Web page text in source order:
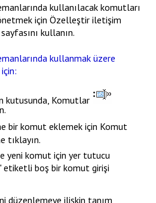
kullanılacak komutları
içinÖzelleştir iletişim
sayfasını kullanın.
kullanmak üzere
kutusunda, Komutlar
bir komut eklemek için Komut
tıklayın.
yeni komut için yer tutucu
etiketli boş bir komut girişi
düzenlemeye ilişkin tanım